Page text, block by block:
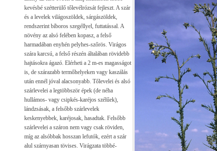
kevésbé szétterülő tőlevélrózsát fejleszt. A szár
és a levelek világoszöldek, sárgászöldek,
rendszerint bíboros szegéllyel, futtatással. A
növény az alsó felében kopasz, a felső
harmadában enyhén pelyhes-szőrös. Virágos
szára karcsú, a felső részén általában rövidebb
hajtásokra ágazó. Elérheti a 2 m-es magasságot
is, de szárazabb termőhelyeken vagy kaszálás
után ennél jóval alacsonyabb. Tőlevelei és alsó
szárlevelei a legtöbbször épek (de néha
hullámos- vagy csipkés-karéjos szélűek),
lándzsásak, a felsőbb szárlevelek
keskenyebbek, karéjosak, hasadtak. Felsőbb
szárlevelei a száron nem vagy csak röviden,
míg az alsóbbak hosszan lefutók, ezért a szár
alul szárnyasan tövises. Virágzata többé-